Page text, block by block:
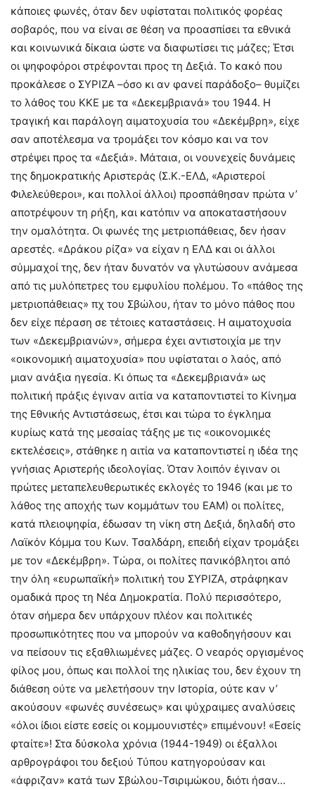
κάποιες φωνές, όταν δεν υφίσταται πολιτικός φορέας
σοβαρός, που να είναι σε θέση να προασπίσει τα εθνικά
και κοινωνικά δίκαια ώστε να διαφωτίσει τις μάζες; Έτσι
οι ψηφοφόροι στρέφονται προς τη Δεξιά. Το κακό που
προκάλεσε ο ΣΥΡΙΖΑ –όσο κι αν φανεί παράδοξο– θυμίζει
το λάθος του ΚΚΕ με τα «Δεκεμβριανά» του 1944. Η
τραγική και παράλογη αιματοχυσία του «Δεκέμβρη», είχε
σαν αποτέλεσμα να τρομάξει τον κόσμο και να τον
στρέψει προς τα «Δεξιά». Μάταια, οι νουνεχείς δυνάμεις
της δημοκρατικής Αριστεράς (Σ.Κ.-ΕΛΔ, «Αριστεροί
Φιλελεύθεροι», και πολλοί άλλοι) προσπάθησαν πρώτα ν’
αποτρέψουν τη ρήξη, και κατόπιν να αποκαταστήσουν
την ομαλότητα. Οι φωνές της μετριοπάθειας, δεν ήσαν
αρεστές. «Δράκου ρίζα» να είχαν η ΕΛΔ και οι άλλοι
σύμμαχοί της, δεν ήταν δυνατόν να γλυτώσουν ανάμεσα
από τις μυλόπετρες του εμφυλίου πολέμου. Το «πάθος της
μετριοπάθειας» πχ του Σβώλου, ήταν το μόνο πάθος που
δεν είχε πέραση σε τέτοιες καταστάσεις. Η αιματοχυσία
των «Δεκεμβριανών», σήμερα έχει αντιστοιχία με την
«οικονομική αιματοχυσία» που υφίσταται ο λαός, από
μιαν ανάξια ηγεσία. Κι όπως τα «Δεκεμβριανά» ως
πολιτική πράξις έγιναν αιτία να καταποντιστεί το Κίνημα
της Εθνικής Αντιστάσεως, έτσι και τώρα το έγκλημα
κυρίως κατά της μεσαίας τάξης με τις «οικονομικές
εκτελέσεις», στάθηκε η αιτία να καταποντιστεί η ιδέα της
γνήσιας Αριστερής ιδεολογίας. Όταν λοιπόν έγιναν οι
πρώτες μεταπελευθερωτικές εκλογές το 1946 (και με το
λάθος της αποχής των κομμάτων του ΕΑΜ) οι πολίτες,
κατά πλειοψηφία, έδωσαν τη νίκη στη Δεξιά, δηλαδή στο
Λαϊκόν Κόμμα του Κων. Τσαλδάρη, επειδή είχαν τρομάξει
με τον «Δεκέμβρη». Τώρα, οι πολίτες πανικόβλητοι από
την όλη «ευρωπαϊκή» πολιτική του ΣΥΡΙΖΑ, στράφηκαν
ομαδικά προς τη Νέα Δημοκρατία. Πολύ περισσότερο,
όταν σήμερα δεν υπάρχουν πλέον και πολιτικές
προσωπικότητες που να μπορούν να καθοδηγήσουν και
να πείσουν τις εξαθλιωμένες μάζες. Ο νεαρός οργισμένος
φίλος μου, όπως και πολλοί της ηλικίας του, δεν έχουν τη
διάθεση ούτε να μελετήσουν την Ιστορία, ούτε καν ν’
ακούσουν «φωνές συνέσεως» και ψύχραιμες αναλύσεις
«όλοι ίδιοι είστε εσείς οι κομμουνιστές» επιμένουν! «Εσείς
φταίτε»! Στα δύσκολα χρόνια (1944-1949) οι έξαλλοι
αρθρογράφοι του δεξιού Τύπου κατηγορούσαν και
«άφριζαν» κατά των Σβώλου-Τσιριμώκου, διότι ήσαν…